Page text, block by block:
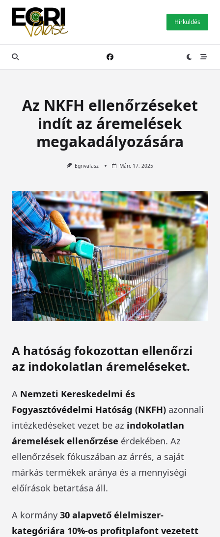
Skip
content
Hírküldés
Az NKFH ellenőrzéseket
indít az áremelések
megakadályozására
Egrivalasz Márc 17, 2025
A hatóság fokozottan ellenőrzi
az indokolatlan áremeléseket.
A Nemzeti Kereskedelmi és
Fogyasztóvédelmi Hatóság (NKFH) azonnali
intézkedéseket vezet be az indokolatlan
áremelések ellenőrzése érdekében. Az
ellenőrzések fókuszában az árrés, a saját
márkás termékek aránya és a mennyiségi
előírások betartása áll.
A kormány30 alapvető élelmiszer-
kategóriára 10%-os profitplafont vezetett